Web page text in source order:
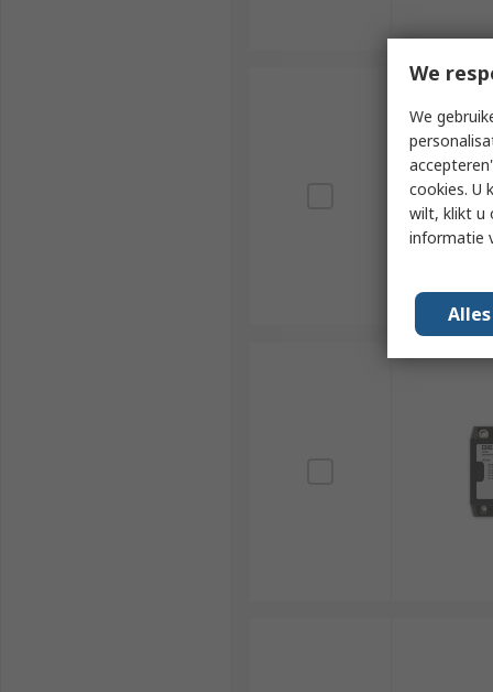
We
We
cookies. U
wilt, klikt u
informatie